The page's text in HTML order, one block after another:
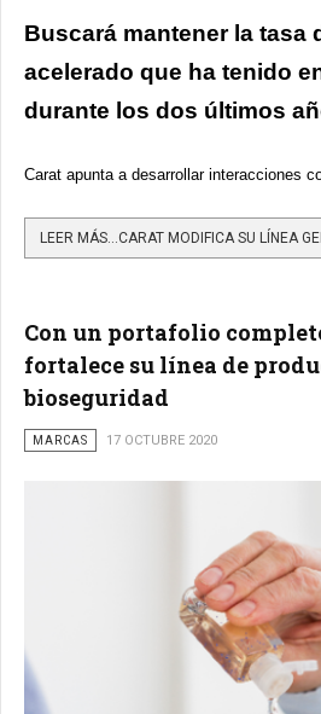
Buscará mantener la tasa
acelerado que ha tenido
durante los dos últimos
Carat apunta a desarrollar interacciones
Con un portafolio
fortalece su línea de
bioseguridad
MARCAS 17 OCTUBRE 2020